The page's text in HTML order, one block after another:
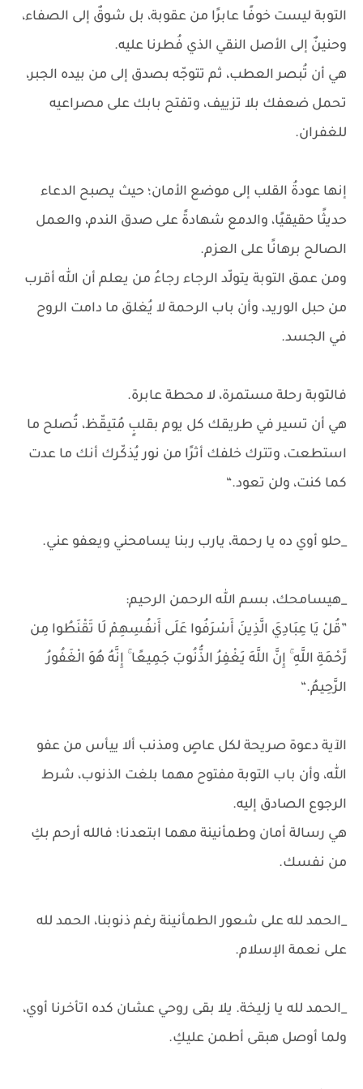
التوبة ليست خوفًا عابرًا من عقوبة، بل شوقٌ إلى الصفاء،
وحنينٌ إلى الأصل النقي الذي فُطرنا عليه.
هي أن تُبصر العطب، ثم تتوجّه بصدق إلى من بيده الجبر،
تحمل ضعفك بلا تزييف، وتفتح بابك على مصراعيه
للغفران.
إنها عودةُ القلب إلى موضع الأمان؛ حيث يصبح الدعاء
حديثًا حقيقيًا، والدمع شهادةً على صدق الندم، والعمل
الصالح برهانًا على العزم.
ومن عمق التوبة يتولّد الرجاء رجاءُ من يعلم أن الله أقرب
من حبل الوريد، وأن باب الرحمة لا يُغلق ما دامت الروح
في الجسد.
فالتوبة رحلة مستمرة، لا محطة عابرة.
هي أن تسير في طريقك كل يوم بقلبٍ مُتيقّظ، تُصلح ما
استطعت، وتترك خلفك أثرًا من نور يُذكّرك أنك ما عدت
كما كنت، ولن تعود.“
_حلو أوي ده يا رحمة، يارب ربنا يسامحني ويعفو عني.
_هيسامحك، بسم الله الرحمن الرحيم:
”قُلْ يَا عِبَادِيَ الَّذِينَ أَسْرَفُوا عَلَى أَنفُسِهِمْ لَا تَقْنَطُوا مِن
رَّحْمَةِ اللَّهِ ۚ إِنَّ اللَّهَ يَغْفِرُ الذُّنُوبَ جَمِيعًا ۚ إِنَّهُ هُوَ الْغَفُورُ
الرَّحِيمُ.“
الآية دعوة صريحة لكل عاصٍ ومذنب ألا ييأس من عفو
الله، وأن باب التوبة مفتوح مهما بلغت الذنوب، شرط
الرجوع الصادق إليه.
هي رسالة أمان وطمأنينة مهما ابتعدنا؛ فالله أرحم بكِ
من نفسك.
_الحمد لله على شعور الطمأنينة رغم ذنوبنا، الحمد لله
على نعمة الإسلام.
_الحمد لله يا زليخة. يلا بقى روحي عشان كده اتأخرنا أوي،
ولما أوصل هبقى أطمن عليكِ.